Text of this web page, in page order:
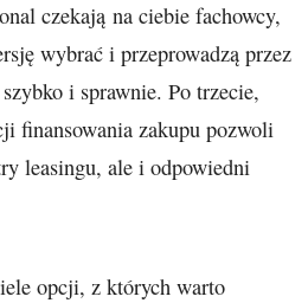
czekają na ciebie fachowcy,
wybrać i przeprowadzą przez
i sprawnie. Po trzecie,
finansowania zakupu pozwoli
leasingu, ale i odpowiedni
opcji, z których warto